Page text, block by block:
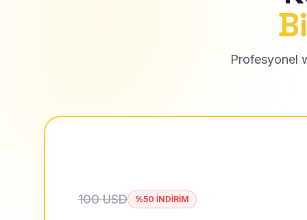
Profesyonel
100 USD %50 İNDİRİM